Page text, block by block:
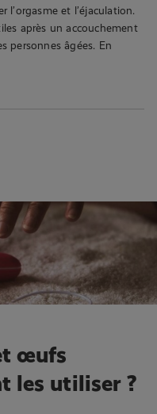
l’orgasme et l’éjaculation.
après un accouchement
personnes âgées. En
œufs
les utiliser ?